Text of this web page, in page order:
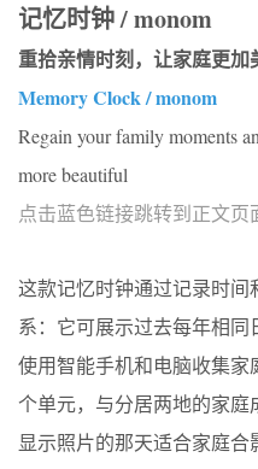
记忆时钟 / monom
重拾亲情时刻，让家庭更加
Memory Clock / monom
Regain your family moments
more beautiful
点击蓝色链接跳转到正文页
这款记忆时钟通过记录时间
系：它可展示过去每年相
使用智能手机和电脑收集家
个单元，与分居两地的家庭
显示照片的那天适合家庭合